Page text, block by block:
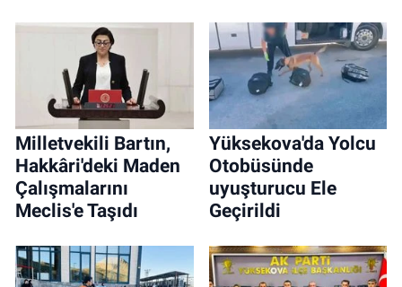
Milletvekili Bartın,
Hakkâri'deki Maden
Çalışmalarını
Meclis'e Taşıdı
Yüksekova'da Yolcu
Otobüsünde
uyuşturucu Ele
Geçirildi